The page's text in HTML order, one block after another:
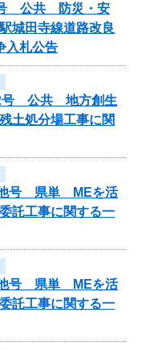
号 公共 防災・安
城田寺線道路改良
入札公告
号 公共 地方創生
土処分場工事に関
他号 県単 MEを活
託工事に関する一
他号 県単 MEを活
託工事に関する一